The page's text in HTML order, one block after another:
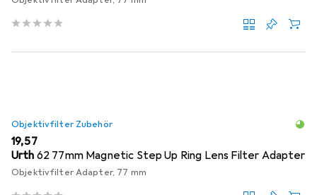
Objektivfilter Zubehör
EUR
19,57
Urth 62 77mm Magnetic Step Up Ring Lens Filter Adapter
Objektivfilter Adapter, 77 mm